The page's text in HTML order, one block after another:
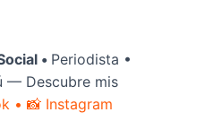
• Periodista •
— Descubre mis
• 📸 Instagram